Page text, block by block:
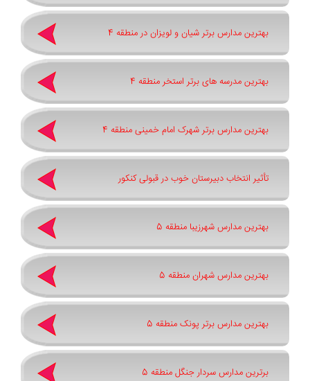
بهترین مدارس برتر شیان و لویزان در منطقه 4
بهترین مدرسه های برتر استخر منطقه 4
بهترین مدارس برتر شهرک امام خمینی منطقه 4
تأثیر انتخاب دبیرستان خوب در قبولی کنکور
بهترین مدارس شهرزیبا منطقه 5
بهترین مدارس شهران منطقه 5
بهترین مدارس برتر پونک منطقه 5
برترین مدارس سردار جنگل منطقه 5